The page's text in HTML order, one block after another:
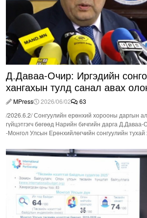
Д.Даваа-Очир: Иргэдийн
хангахын тулд санал авах
нэвтрүүлэх шаардлагатай
MPress 2026/06/02
63
/2026.6.2/ Сонгуулийн ерөнхий хорооны даргын
гүйцэтгэгч бөгөөд Нарийн бичгийн дарга
-Монгол Улсын Ерөнхийлөгчийн сонгуулийн тухай